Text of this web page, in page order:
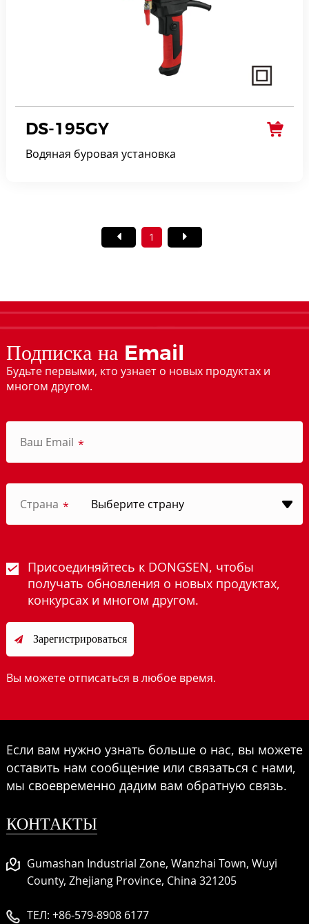
DS-195GY
Водяная буровая установка
1
Подписка на Email
Будьте первыми, кто узнает о новых продуктах и
многом другом.
Ваш Email *
Страна *
Присоединяйтесь к DONGSEN, чтобы
получать обновления о новых продуктах,
конкурсах и многом другом.
 Зарегистрироваться
Вы можете отписаться в любое время.
Если вам нужно узнать больше о нас, вы можете
оставить нам сообщение или связаться с нами,
мы своевременно дадим вам обратную связь.
КОНТАКТЫ
Gumashan Industrial Zone, Wanzhai Town, Wuyi
County, Zhejiang Province, China 321205
ТЕЛ: +86-579-8908 6177